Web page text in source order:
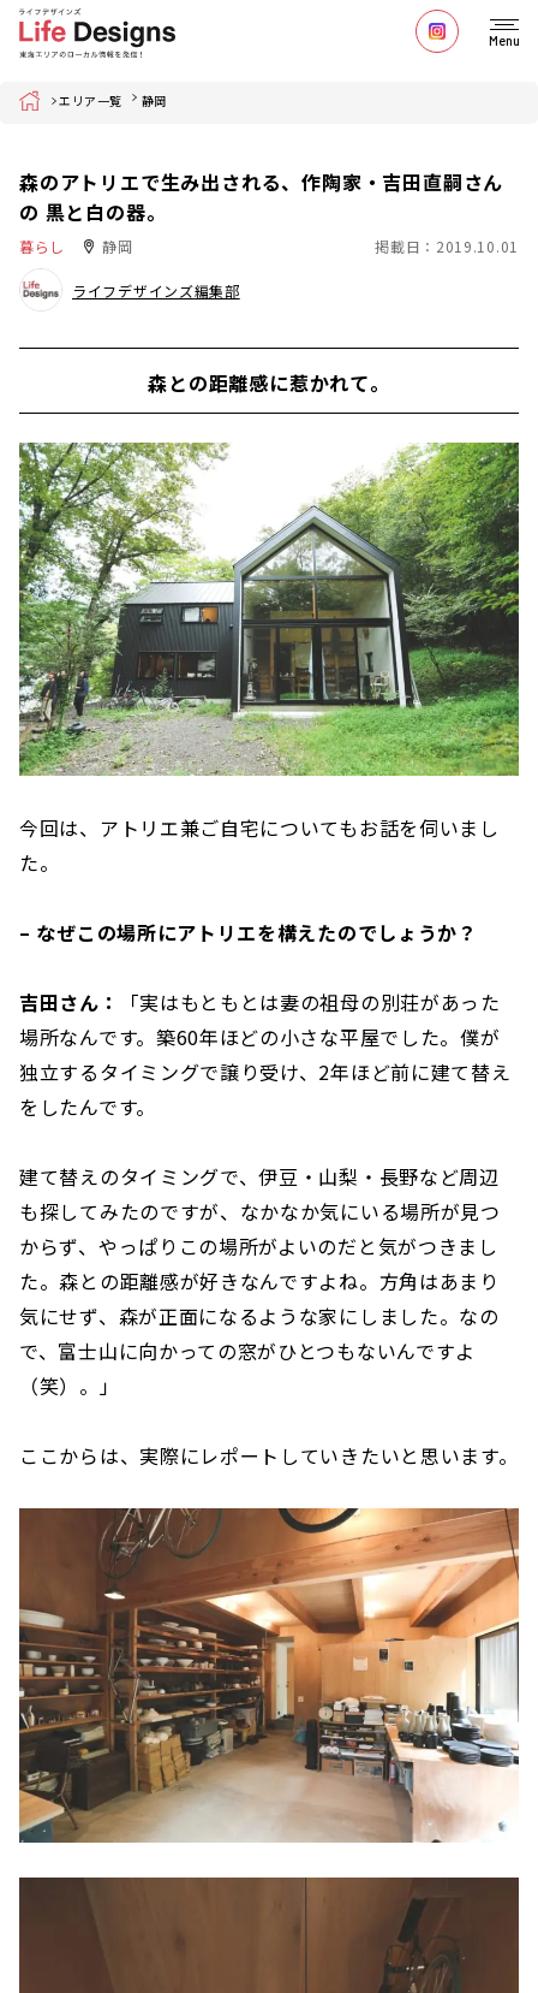
Menu
Home エリア一覧 静岡
森のアトリエで生み出される、作陶家・吉田直嗣さん
の 黒と白の器。
暮らし 静岡 掲載日：2019.10.01
ライフデザインズ編集部
森との距離感に惹かれて。
今回は、アトリエ兼ご自宅についてもお話を伺いまし
た。
– なぜこの場所にアトリエを構えたのでしょうか？
吉田さん：
「実はもともとは妻の祖母の別荘があった
場所なんです。築60年ほどの小さな平屋でした。僕が
独立するタイミングで譲り受け、2年ほど前に建て替え
をしたんです。
建て替えのタイミングで、伊豆・山梨・長野など周辺
も探してみたのですが、なかなか気にいる場所が見つ
からず、やっぱりこの場所がよいのだと気がつきまし
た。森との距離感が好きなんですよね。方角はあまり
気にせず、森が正面になるような家にしました。なの
で、富士山に向かっての窓がひとつもないんですよ
（笑）。」
ここからは、実際にレポートしていきたいと思います。